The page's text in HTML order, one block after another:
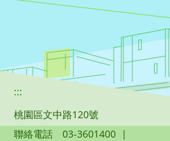
:::
桃園區文中路120號
聯絡電話
03-3601400 |